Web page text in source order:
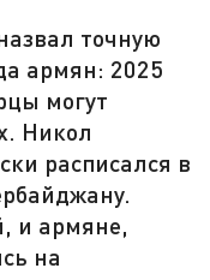
точную
армян: 2025
могут
Никол
расписался в
и армяне,
на